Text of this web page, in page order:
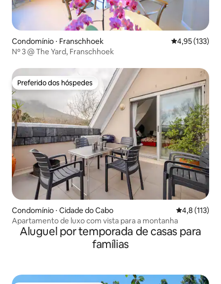
Condomínio ⋅ Franschhoek 4,95 de uma
4,95 (133)
Nº 3 @ The Yard, Franschhoek
Preferido dos hóspedes
Preferido dos hóspedes
Condomínio ⋅ Cidade do Cabo 4,8 de uma
4,8 (113)
Apartamento de luxo com vista para a montanha
Aluguel por temporada de casas para
famílias